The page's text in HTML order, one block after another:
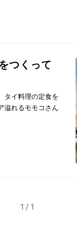
つくって
タイ料理の定食を
溢れるモモコさん
1 / 1